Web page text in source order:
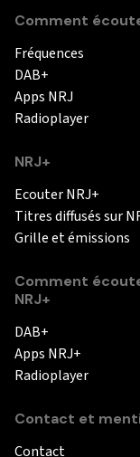
Comment
Fréquences
DAB+
Apps NRJ
Radioplayer
NRJ+
Ecouter NRJ+
Titres diffusés sur
Grille et émissions
Comment
NRJ+
DAB+
Apps NRJ+
Radioplayer
Contact et
Contact